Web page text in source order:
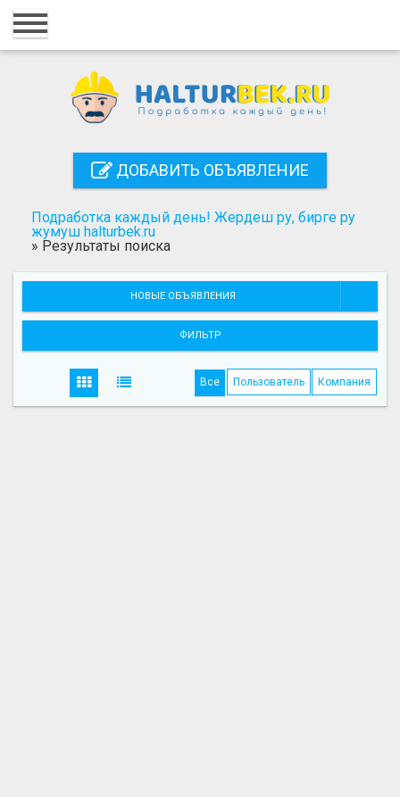
Главная
Регистрация
Поиск
ДОБАВИТЬ ОБЪЯВЛЕНИЕ
Подработка каждый день! Жердеш ру, бирге ру
жумуш halturbek.ru
» Результаты поиска
НОВЫЕ ОБЪЯВЛЕНИЯ
ФИЛЬТР
Все Пользователь Компания